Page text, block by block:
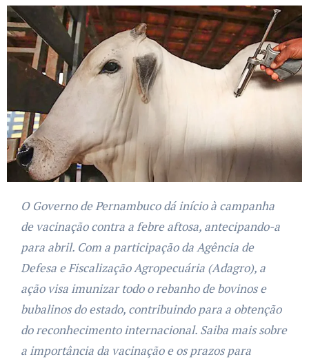
O Governo de Pernambuco dá início à campanha
de vacinação contra a febre aftosa, antecipando-a
para abril. Com a participação da Agência de
Defesa e Fiscalização Agropecuária (Adagro), a
ação visa imunizar todo o rebanho de bovinos e
bubalinos do estado, contribuindo para a obtenção
do reconhecimento internacional. Saiba mais sobre
a importância da vacinação e os prazos para